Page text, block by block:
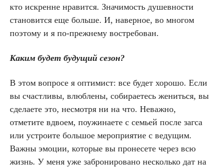
кто искренне нравится. Значимость душевности
становится еще больше. И, наверное, во многом
поэтому и я по-прежнему востребован.
Каким будет будущий сезон?
В этом вопросе я оптимист: все будет хорошо. Если
вы счастливы, влюблены, собираетесь жениться, вы
сделаете это, несмотря ни на что. Неважно,
отметите вдвоем, поужинаете с семьей после загса
или устроите большое мероприятие с ведущим.
Важны эмоции, которые вы пронесете через всю
жизнь. У меня уже забронировано несколько дат на